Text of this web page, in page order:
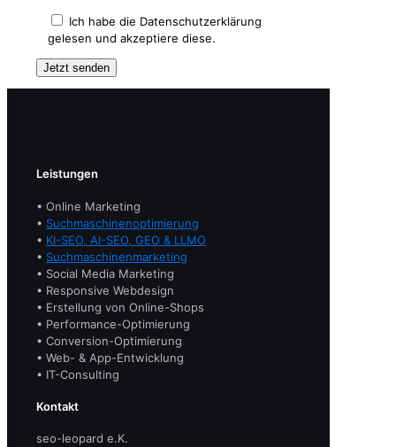
Ich habe die Datenschutzerklärung
gelesen und akzeptiere diese.
Leistungen
• Online Marketing
• Suchmaschinenoptimierung
• KI-SEO, AI-SEO, GEO & LLMO
• Suchmaschinenmarketing
• Social Media Marketing
• Responsive Webdesign
• Erstellung von Online-Shops
• Performance-Optimierung
• Conversion-Optimierung
• Web- & App-Entwicklung
• IT-Consulting
Kontakt
seo-leopard e.K.